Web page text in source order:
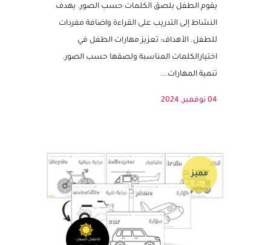
والصق الكلمات. المواد المطلوبة: ورق وقلم
ومقص وتلوين. الوصف: في هذا النشاط الممتع،
يقوم الطفل بلصق الكلمات حسب الصور. يهدف
النشاط إلى التدريب على القراءة واضافة مفردات
للطفل. الأهداف: تعزيز مهارات الطفل في